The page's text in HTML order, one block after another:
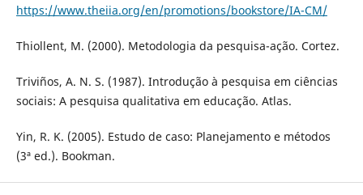
https://www.theiia.org/en/promotions/bookstore/IA-CM/
Thiollent, M. (2000). Metodologia da pesquisa-ação. Cortez.
Triviños, A. N. S. (1987). Introdução à pesquisa em ciências
sociais: A pesquisa qualitativa em educação. Atlas.
Yin, R. K. (2005). Estudo de caso: Planejamento e métodos
(3ª ed.). Bookman.